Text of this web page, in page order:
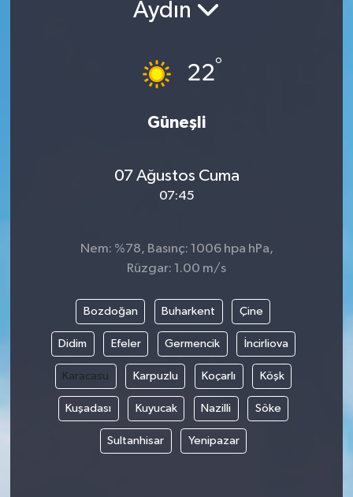
Aydın
22°
Güneşli
07 Ağustos Cuma
07:45
Nem: %78, Basınç: 1006 hpa hPa,
Rüzgar: 1.00 m/s
Bozdoğan Buharkent Çine
Didim Efeler Germencik İncirliova
Karacasu Karpuzlu Koçarlı Köşk
Kuşadası Kuyucak Nazilli Söke
Sultanhisar Yenipazar